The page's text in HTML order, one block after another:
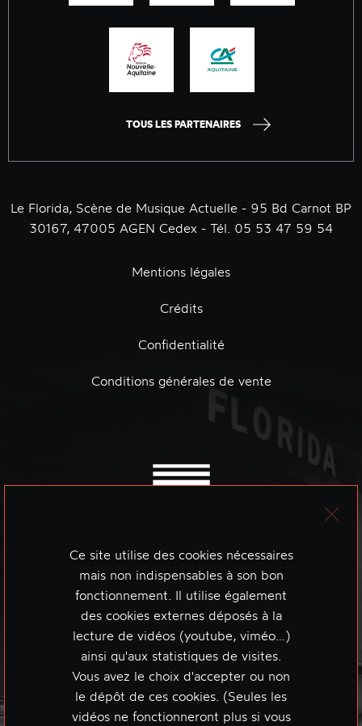
TOUS LES PARTENAIRES
Le Florida, Scène de Musique Actuelle - 95 Bd Carnot BP
30167, 47005 AGEN Cedex - Tél. 05 53 47 59 54
Mentions légales
Crédits
Confidentialité
Conditions générales de vente
Ce site utilise des cookies nécessaires
mais non indispensables à son bon
fonctionnement. Il utilise également
des cookies externes déposés à la
lecture de vidéos (youtube, viméo…)
ainsi qu'aux statistiques de visites.
Vous avez le choix d'accepter ou non
le dépôt de ces cookies. (Seules les
vidéos ne fonctionneront plus si vous